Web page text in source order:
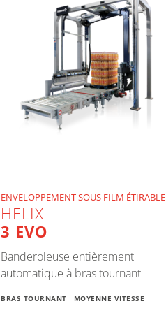
ENVELOPPEMENT SOUS FILM ÉTIRABLE
HELIX
3 EVO
Banderoleuse entièrement
automatique à bras tournant
BRAS TOURNANT MOYENNE VITESSE